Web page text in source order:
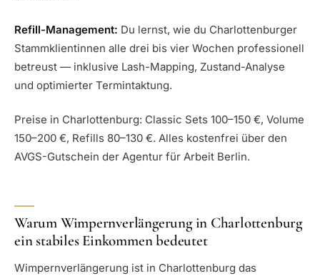
Refill-Management: Du lernst, wie du Charlottenburger
Stammklientinnen alle drei bis vier Wochen professionell
betreust — inklusive Lash-Mapping, Zustand-Analyse
und optimierter Termintaktung.
Preise in Charlottenburg: Classic Sets 100–150 €, Volume
150–200 €, Refills 80–130 €. Alles kostenfrei über den
AVGS-Gutschein der Agentur für Arbeit Berlin.
Warum Wimpernverlängerung in Charlottenburg
ein stabiles Einkommen bedeutet
Wimpernverlängerung ist in Charlottenburg das